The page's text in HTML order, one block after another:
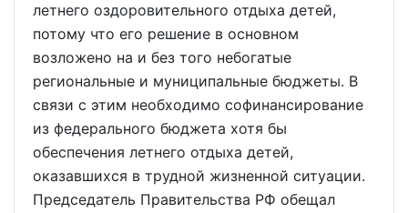
летнего оздоровительного отдыха детей,
потому что его решение в основном
возложено на и без того небогатые
региональные и муниципальные бюджеты. В
связи с этим необходимо софинансирование
из федерального бюджета хотя бы
обеспечения летнего отдыха детей,
оказавшихся в трудной жизненной ситуации.
Председатель Правительства РФ обещал